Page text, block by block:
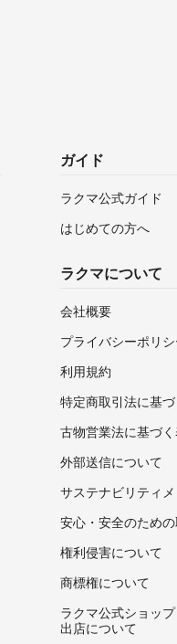
ガイド
ラクマ公式ガイド
はじめての方へ
ラクマについて
会社概要
プライバシーポリ
利用規約
特定商取引法に基
古物営業法に基づ
外部送信について
サステナビリティ
安心・安全のため
権利侵害について
商標権について
ラクマ公式ショップ
出店について